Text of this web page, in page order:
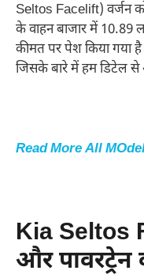
Seltos Facelift) वर्जन
के वाहन बाजार में
कीमत पर पेश किया गया
जिसके बारे में हम डिटेल से
Read More All
Kia Seltos
और पावरट्रेन